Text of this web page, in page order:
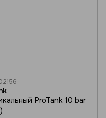
ProTank 10 bar